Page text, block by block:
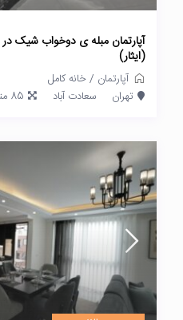
آپارتمان مبله ی دوخواب شیک
(ایثار)
آپارتمان /خانه کامل
تهران
سعادت آباد 85 متر